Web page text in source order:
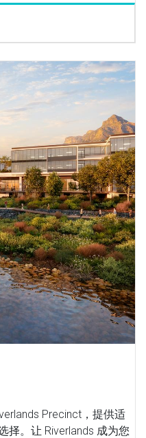
Precinct，提供适
择。让 Riverlands 成为您